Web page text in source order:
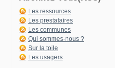
Les ressources
Les prestataires
Les communes
Qui sommes-nous ?
Sur la toile
Les usagers